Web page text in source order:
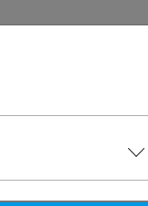
Красота и
Паровая баня